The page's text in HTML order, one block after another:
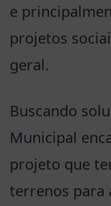
e
projetos
geral.
Buscando
Municipal
projeto que
terrenos para